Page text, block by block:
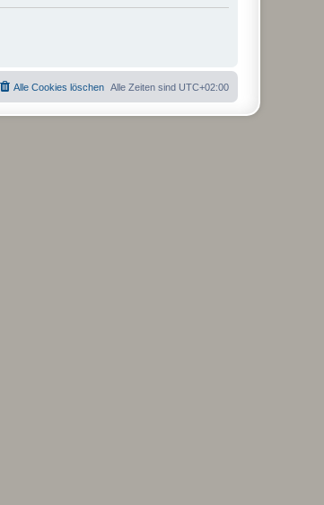
Alle Zeiten sind UTC+02:00
Alle Cookies löschen